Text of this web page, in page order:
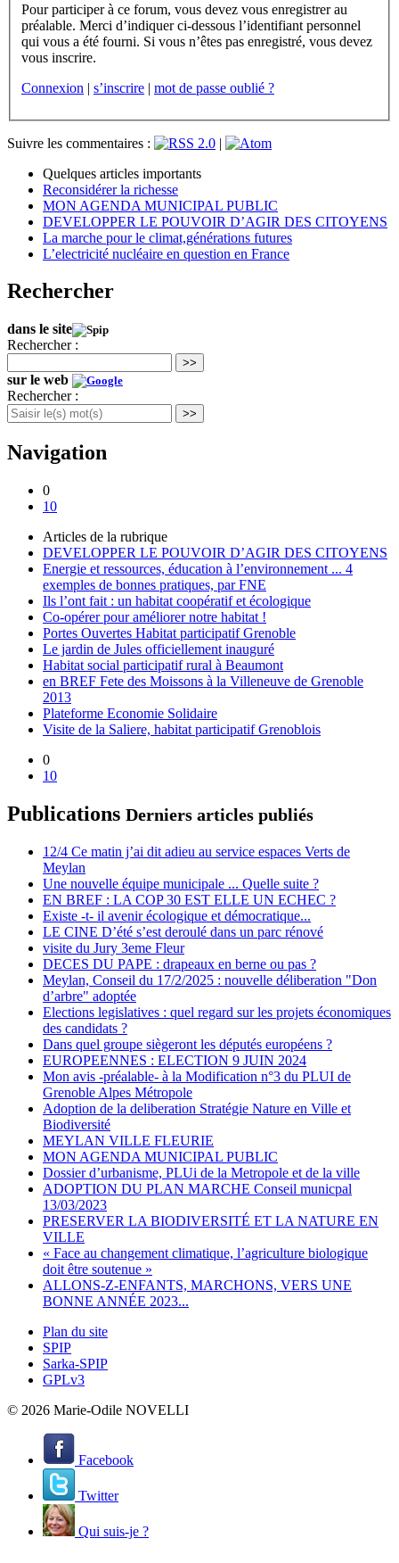
Pour participer à ce forum, vous devez vous enregistrer au
préalable. Merci d’indiquer ci-dessous l’identifiant personnel
qui vous a été fourni. Si vous n’êtes pas enregistré, vous devez
vous inscrire.
Connexion | s’inscrire | mot de passe oublié ?
Suivre les commentaires :
|
Quelques articles importants
Reconsidérer la richesse
MON AGENDA MUNICIPAL PUBLIC
DEVELOPPER LE POUVOIR D’AGIR DES CITOYENS
La marche pour le climat,générations futures
L’electricité nucléaire en question en France
Rechercher
dans le site
Rechercher :
>>
sur le web
Rechercher :
>>
Navigation
0
10
Articles de la rubrique
DEVELOPPER LE POUVOIR D’AGIR DES CITOYENS
Energie et ressources, éducation à l’environnement ... 4
exemples de bonnes pratiques, par FNE
Ils l’ont fait : un habitat coopératif et écologique
Co-opérer pour améliorer notre habitat !
Portes Ouvertes Habitat participatif Grenoble
Le jardin de Jules officiellement inauguré
Habitat social participatif rural à Beaumont
en BREF Fete des Moissons à la Villeneuve de Grenoble
2013
Plateforme Economie Solidaire
Visite de la Saliere, habitat participatif Grenoblois
0
10
Publications Derniers articles publiés
12/4 Ce matin j’ai dit adieu au service espaces Verts de
Meylan
Une nouvelle équipe municipale ... Quelle suite ?
EN BREF : LA COP 30 EST ELLE UN ECHEC ?
Existe -t- il avenir écologique et démocratique...
LE CINE D’été s’est deroulé dans un parc rénové
visite du Jury 3eme Fleur
DECES DU PAPE : drapeaux en berne ou pas ?
Meylan, Conseil du 17/2/2025 : nouvelle déliberation "Don
d’arbre" adoptée
Elections legislatives : quel regard sur les projets économiques
des candidats ?
Dans quel groupe siègeront les députés européens ?
EUROPEENNES : ELECTION 9 JUIN 2024
Mon avis -préalable- à la Modification n°3 du PLUI de
Grenoble Alpes Métropole
Adoption de la deliberation Stratégie Nature en Ville et
Biodiversité
MEYLAN VILLE FLEURIE
MON AGENDA MUNICIPAL PUBLIC
Dossier d’urbanisme, PLUi de la Metropole et de la ville
ADOPTION DU PLAN MARCHE Conseil municpal
13/03/2023
PRESERVER LA BIODIVERSITÉ ET LA NATURE EN
VILLE
« Face au changement climatique, l’agriculture biologique
doit être soutenue »
ALLONS-Z-ENFANTS, MARCHONS, VERS UNE
BONNE ANNÉE 2023...
Plan du site
SPIP
Sarka-SPIP
GPLv3
© 2026 Marie-Odile NOVELLI
Facebook
Twitter
Qui suis-je ?